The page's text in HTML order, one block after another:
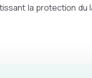
la protection du